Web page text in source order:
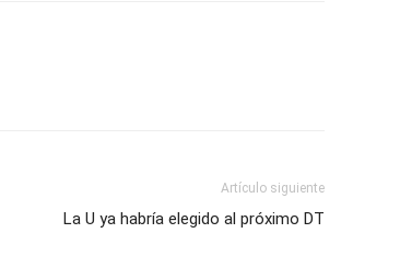
Artículo siguiente
La U ya habría elegido al próximo DT